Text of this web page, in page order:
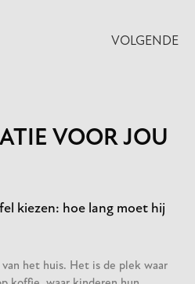
VOLGENDE
VOOR JOU
kiezen: hoe lang moet hij
het huis. Het is de plek waar